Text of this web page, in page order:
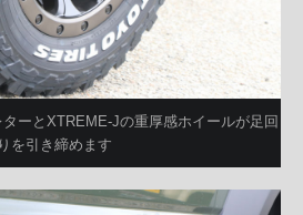
ーとXTREME-Jの重厚感ホイールが足回
りを引き締めます